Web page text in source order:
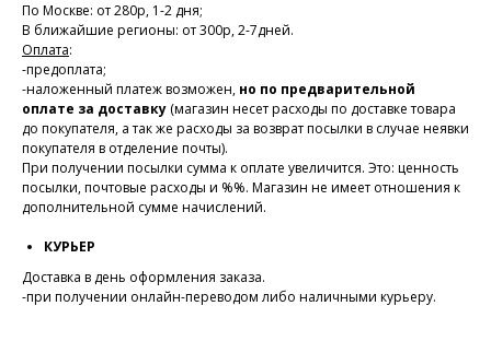
По Москве: от 280р, 1-2 дня;
В ближайшие регионы: от 300р, 2-7дней.
Оплата:
-предоплата;
-наложенный платеж возможен, но по предварительной
оплате за доставку (магазин несет расходы по доставке товара
до покупателя, а так же расходы за возврат посылки в случае неявки
покупателя в отделение почты).
При получении посылки сумма к оплате увеличится. Это: ценность
посылки, почтовые расходы и %%. Магазин не имеет отношения к
дополнительной сумме начислений.
КУРЬЕР
Доставка в день оформления заказа.
-при получении онлайн-переводом либо наличными курьеру.